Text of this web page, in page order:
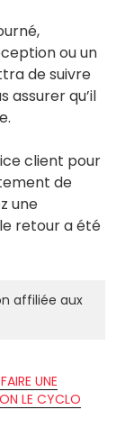
ou un
de suivre
assurer qu’il
client pour
de
une
retour a été
affiliée aux
UNE
LE CYCLO